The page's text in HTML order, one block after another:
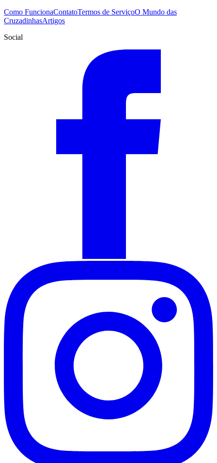
Como FuncionaContatoTermos de ServiçoO Mundo das
CruzadinhasArtigos
Social